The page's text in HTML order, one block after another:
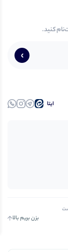
کنید.
ایتاتلــگرام
اینستاگرامواتساپ
بزن بریم بالا